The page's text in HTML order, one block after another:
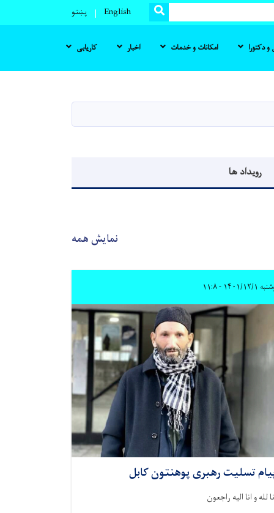
SEARCH
English پښتو
دکتورا امکانات و خدمات اخبار کاریابی
رویداد ها
نمایش همه
۱۲/۱ - ۱۱:۸
تسلیت رهبری پوهنتون کابل
لله و انا الیه راجعون